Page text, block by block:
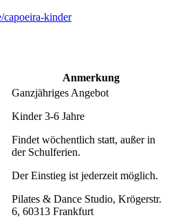
kinder
Anmerkung
Ganzjähriges Angebot
Kinder 3-6 Jahre
Findet wöchentlich statt, außer in
der Schulferien.
Der Einstieg ist jederzeit möglich.
Pilates & Dance Studio, Krögerstr.
6, 60313 Frankfurt